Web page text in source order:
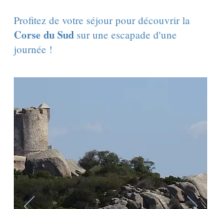
Profitez de votre séjour pour découvrir la
Corse du Sud sur une escapade d'une
journée !